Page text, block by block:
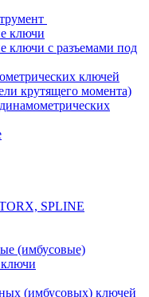
ключи
ключи с разъемами под
ключей
крутящего момента)
SPLINE
(имбусовые)
(имбусовых) ключей